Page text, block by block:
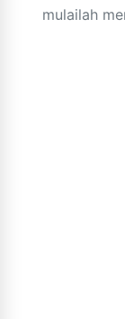
mulailah